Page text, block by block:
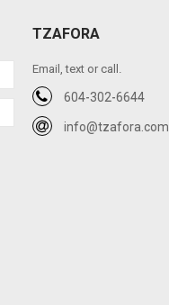
TZAFORA
Email, text or call.
604-302-6644
info@tzafora.com